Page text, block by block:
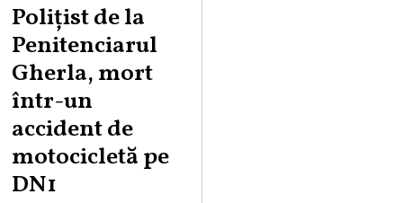
Polițist de la
Penitenciarul
Gherla, mort
într-un
accident de
motocicletă pe
DN1